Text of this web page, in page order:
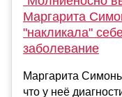
Маргарита
"накликала"
заболевание
Маргарита
что у неё